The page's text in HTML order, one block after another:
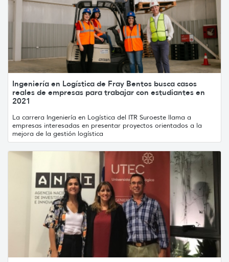
Ingeniería en Logística de Fray Bentos busca casos
reales de empresas para trabajar con estudiantes en
2021
La carrera Ingeniería en Logística del ITR Suroeste llama a
empresas interesadas en presentar proyectos orientados a la
mejora de la gestión logística